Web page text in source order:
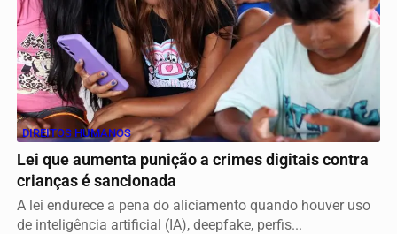
DIREITOS HUMANOS
Lei que aumenta punição a crimes digitais contra
crianças é sancionada
A lei endurece a pena do aliciamento quando houver uso
de inteligência artificial (IA), deepfake, perfis...